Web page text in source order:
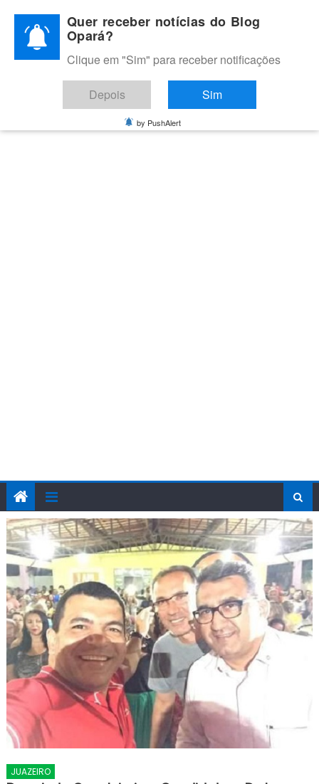
content
BLOG OPARÁ
Melhores notícias de Juazeiro, Petrolina e do Vale do São
Francisco
JUAZEIRO
Quer receber notícias do Blog
Opará?
Clique em "Sim" para receber notificações
Depois Sim
by PushAlert